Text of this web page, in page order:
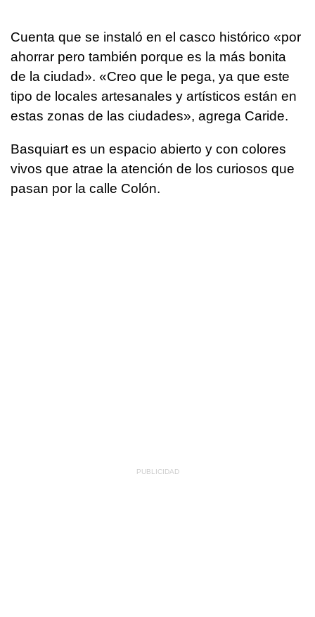
Cuenta que se instaló en el casco histórico «por
ahorrar pero también porque es la más bonita
de la ciudad». «Creo que le pega, ya que este
tipo de locales artesanales y artísticos están en
estas zonas de las ciudades», agrega Caride.
Basquiart es un espacio abierto y con colores
vivos que atrae la atención de los curiosos que
pasan por la calle Colón.